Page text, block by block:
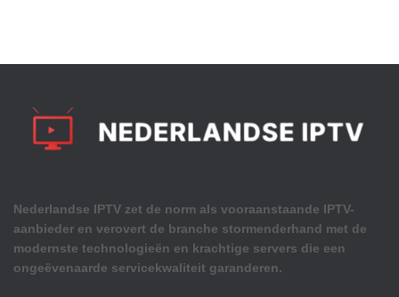
Nederlandse IPTV zet de norm als vooraanstaande IPTV-
aanbieder en verovert de branche stormenderhand met de
modernste technologieën en krachtige servers die een
ongeëvenaarde servicekwaliteit garanderen.